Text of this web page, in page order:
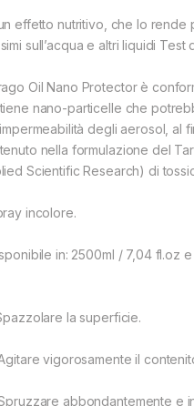
effetto nutritivo, che lo rende
sull’acqua e altri liquidi Test
Oil Nano Protector è
nano-particelle che
degli aerosol, al
nella formulazione del
Scientific Research) di
incolore.
in: 2500ml / 7,04 fl.oz
la superficie.
vigorosamente il
abbondantemente e